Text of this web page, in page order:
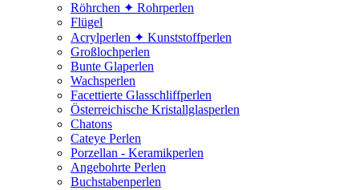
Röhrchen ✦ Rohrperlen
Flügel
Acrylperlen ✦ Kunststoffperlen
Großlochperlen
Bunte Glaperlen
Wachsperlen
Facettierte Glasschliffperlen
Österreichische Kristallglasperlen
Chatons
Cateye Perlen
Porzellan - Keramikperlen
Angebohrte Perlen
Buchstabenperlen